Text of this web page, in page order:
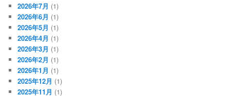
2026年7月 (1)
2026年6月 (1)
2026年5月 (1)
2026年4月 (1)
2026年3月 (1)
2026年2月 (1)
2026年1月 (1)
2025年12月 (1)
2025年11月 (1)